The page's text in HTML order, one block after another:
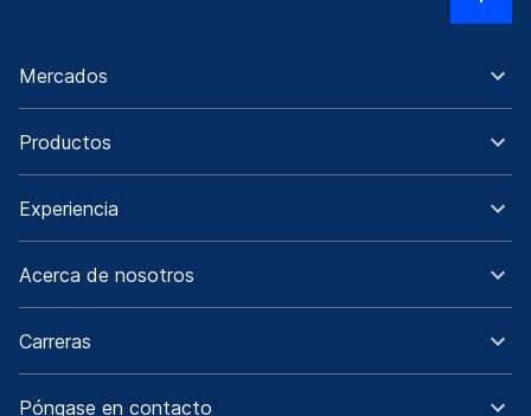
Mercados
Productos
Experiencia
Acerca de nosotros
Carreras
Póngase en contacto